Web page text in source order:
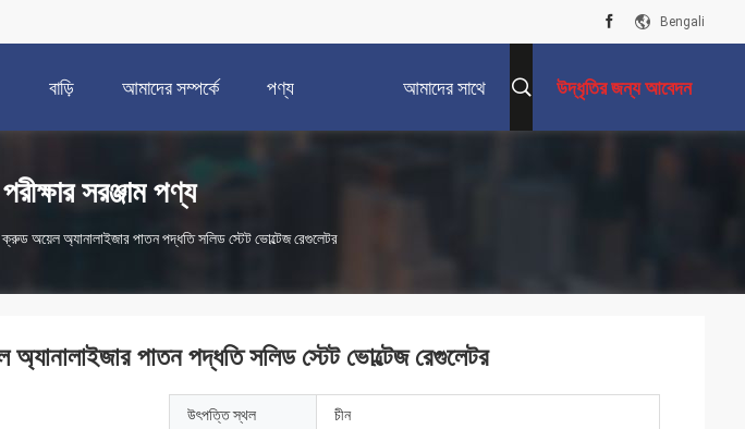
Bengali
বাড়ি আমাদের সম্পর্কে পণ্য আমাদের সাথে উদ্ধৃতির জন্য আবেদন
সরঞ্জাম পণ্য
অয়েল অ্যানালাইজার পাতন পদ্ধতি সলিড স্টেট ভোল্টেজ রেগুলেটর
পাতন পদ্ধতি সলিড স্টেট ভোল্টেজ রেগুলেটর
উৎপত্তি স্থল চীন